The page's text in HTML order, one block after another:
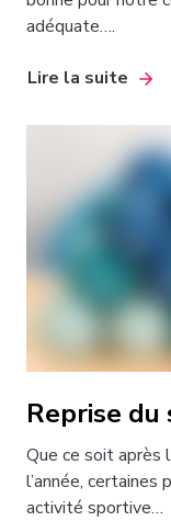
adéquate….
Lire la suite
Reprise
Que ce soit après
l’année, certaines
activité sportive…